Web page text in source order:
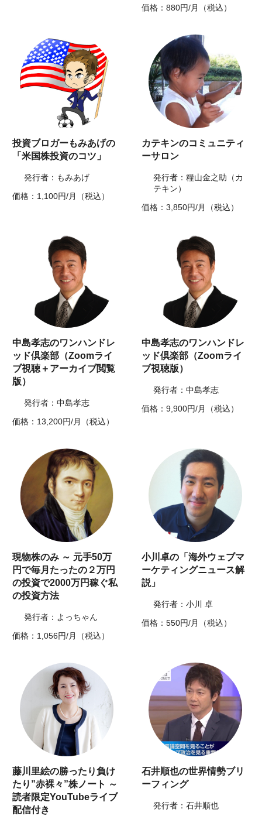
価格：880円/月（税込）
投資ブロガーもみあげの
「米国株投資のコツ」
発行者：もみあげ
価格：1,100円/月（税込）
カテキンのコミュニティ
ーサロン
発行者：糧山金之助（カ
テキン）
価格：3,850円/月（税込）
中島孝志のワンハンドレ
ッド倶楽部（Zoomライ
ブ視聴＋アーカイブ閲覧
版）
発行者：中島孝志
価格：13,200円/月（税込）
中島孝志のワンハンドレ
ッド倶楽部（Zoomライ
ブ視聴版）
発行者：中島孝志
価格：9,900円/月（税込）
現物株のみ ～ 元手50万
円で毎月たったの２万円
の投資で2000万円稼ぐ私
の投資方法
発行者：よっちゃん
価格：1,056円/月（税込）
小川卓の「海外ウェブマ
ーケティングニュース解
説」
発行者：小川 卓
価格：550円/月（税込）
藤川里絵の勝ったり負け
たり”赤裸々”株ノート ～
読者限定YouTubeライブ
配信付き
石井順也の世界情勢ブリ
ーフィング
発行者：石井順也